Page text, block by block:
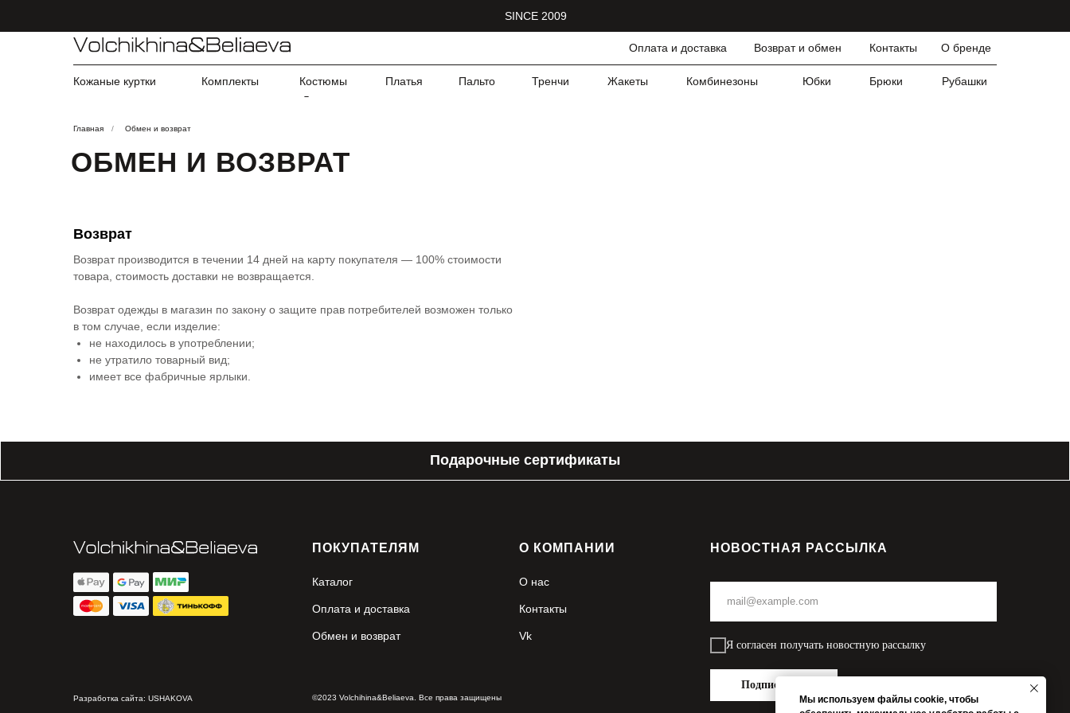
SINCE 2009
Оплата и доставка Контакты
Возврат и обмен О бренде
Кожаные куртки Комплекты Костюмы Платья Пальто Тренчи Жакеты Комбинезоны Юбки Брюки Рубашки
Мы используем файлы cookie, чтобы
Главная / Обмен и возврат
ОБМЕН И ВОЗВРАТ
Возврат
Возврат производится в течении 14 дней на карту покупателя ― 100% стоимости
товара, стоимость доставки не возвращается.
Возврат одежды в магазин по закону о защите прав потребителей возможен только
в том случае, если изделие:
не находилось в употреблении;
не утратило товарный вид;
имеет все фабричные ярлыки.
Подарочные сертификаты
ПОКУПАТЕЛЯМ
Каталог
Оплата и доставка
Обмен и возврат
О КОМПАНИИ
О нас
Контакты
Vk
©2023 Volchihina&Beliaeva. Все права защищены
Разработка сайта: USHAKOVA
Я согласен получать новостную рассылку
Подписаться
НОВОСТНАЯ РАССЫЛКА